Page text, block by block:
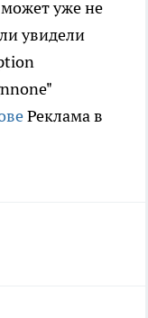
уже не
увидели
Реклама в